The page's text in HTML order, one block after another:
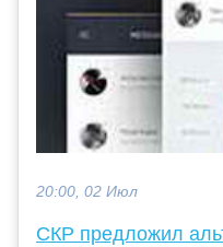
20:00, 02 Июл
СКР предложил